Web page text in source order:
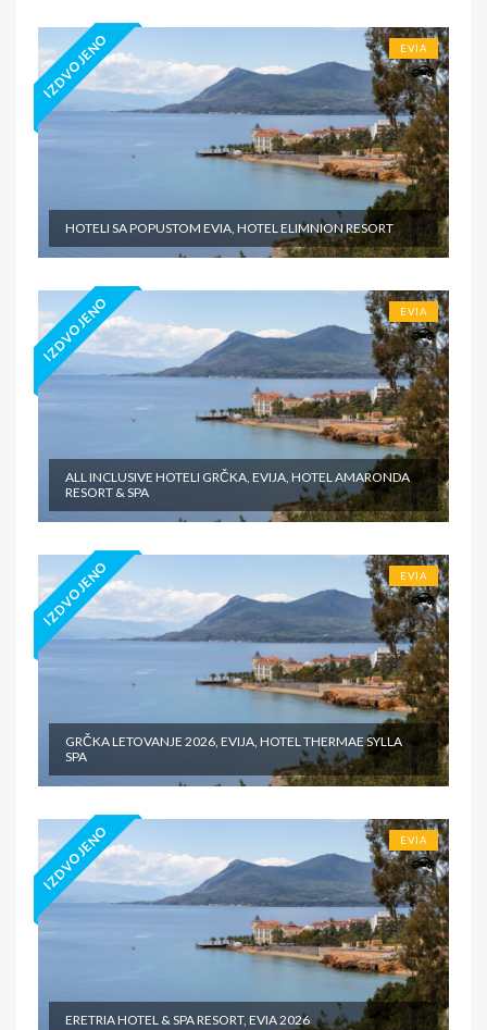
IZDVOJENO EVIA
HOTELI SA POPUSTOM EVIA, HOTEL ELIMNION RESORT
IZDVOJENO EVIA
ALL INCLUSIVE HOTELI GRČKA, EVIJA, HOTEL AMARONDA
RESORT & SPA
IZDVOJENO EVIA
GRČKA LETOVANJE 2026, EVIJA, HOTEL THERMAE SYLLA
SPA
IZDVOJENO EVIA
ERETRIA HOTEL & SPA RESORT, EVIA 2026